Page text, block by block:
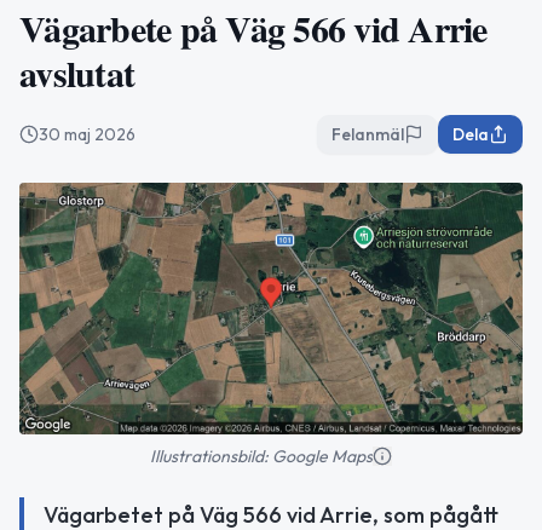
Vägarbete på Väg 566 vid Arrie
avslutat
30 maj 2026 Felanmäl Dela
Illustrationsbild: Google Maps
Vägarbetet på Väg 566 vid Arrie, som pågått